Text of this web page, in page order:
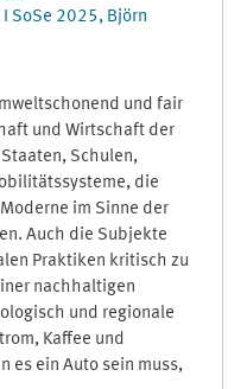
SoSe 2025, Björn
und fair
und Wirtschaft der
Schulen,
die
im Sinne der
Auch die Subjekte
Praktiken kritisch zu
nachhaltigen
und regionale
Kaffee und
es ein Auto sein muss,